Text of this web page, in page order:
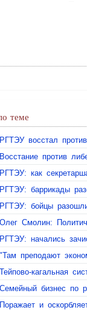
теме
РГТЭУ восстал
Восстание против
РГТЭУ: как
РГТЭУ: баррикады
РГТЭУ: бойцы
Олег Смолин:
РГТЭУ: начались
"Там преподают
Тейпово-кагальная
Семейный бизнес по
Поражает и